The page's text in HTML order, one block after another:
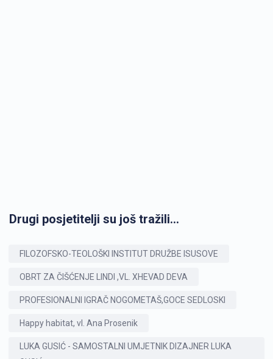
Drugi posjetitelji su još tražili...
FILOZOFSKO-TEOLOŠKI INSTITUT DRUŽBE ISUSOVE
OBRT ZA ČIŠĆENJE LINDI ,VL. XHEVAD DEVA
PROFESIONALNI IGRAČ NOGOMETAŠ,GOCE SEDLOSKI
Happy habitat, vl. Ana Prosenik
LUKA GUSIĆ - SAMOSTALNI UMJETNIK DIZAJNER LUKA